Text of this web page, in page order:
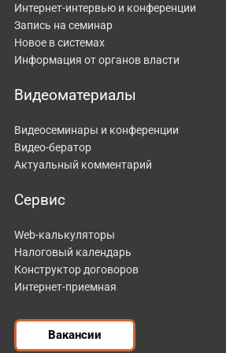
Интернет-интервью и конференции
Запись на семинар
Новое в системах
Информация от органов власти
Видеоматериалы
Видеосеминары и конференции
Видео-бератор
Актуальный комментарий
Сервис
Web-калькуляторы
Налоговый календарь
Конструктор договоров
Интернет-приемная
Вакансии